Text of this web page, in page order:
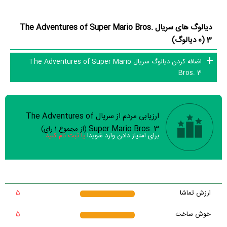
دیالوگ های سریال The Adventures of Super Mario Bros.
3 (0 دیالوگ)
اضافه کردن دیالوگ سریال The Adventures of Super Mario
Bros. 3
سوالات نظرسنجی ( 8 سوال)
سریال از لحاظ فنی با کیفیت ساخته شده است؟ خیر
تیم بازیگران، نقش‌ها را خوب بازی کردند؟
خیر
ارزیابی مردم از سریال The Adventures of
Super Mario Bros. 3 (از مجموع 1 رای)
برای امتیاز دادن وارد شوید!یا ثبت نام کنید
ارزش تماشا
5
خوش ساخت
5